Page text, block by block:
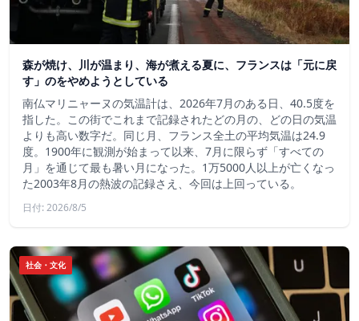
森が焼け、川が温まり、海が煮える夏に、フランスは「元に戻
す」のをやめようとしている
南仏マリニャーヌの気温計は、2026年7月のある日、40.5度を
指した。この街でこれまで記録されたどの月の、どの日の気温
よりも高い数字だ。同じ月、フランス全土の平均気温は24.9
度。1900年に観測が始まって以来、7月に限らず「すべての
月」を通じて最も暑い月になった。1万5000人以上が亡くなっ
た2003年8月の熱波の記録さえ、今回は上回っている。
日付: 2026/8/5
社会・文化